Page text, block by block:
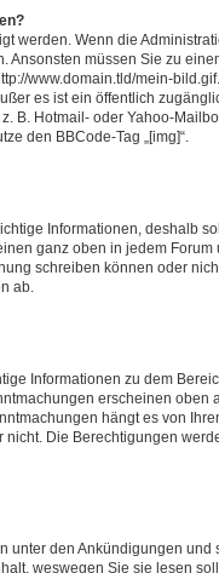
werden. Wenn die
Ansonsten müssen Sie zu
www.domain.tld/mein-
es ist ein öffentlich
B. Hotmail- oder Yahoo-
den BBCode-Tag „[img]“.
Informationen, deshalb
ganz oben in jedem
schreiben können oder
ab.
Informationen zu dem
erscheinen oben
hängt es von
Die Berechtigungen
unter den Ankündigungen und
weswegen Sie sie lesen